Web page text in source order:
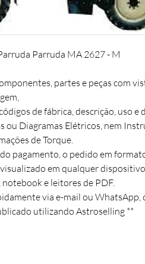
Parruda MA 2627 - M
partes e peças com
de fábrica, descrição, uso e
ou Diagramas Elétricos, nem
de Torque.
pagamento, o pedido em
em qualquer
e leitores de PDF.
via e-mail ou WhatsApp,
utilizando Astroselling **